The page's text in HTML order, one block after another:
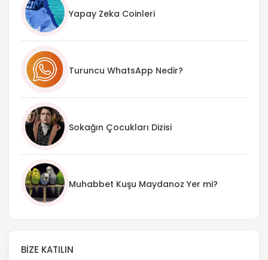
Yapay Zeka Coinleri
Turuncu WhatsApp Nedir?
Sokağın Çocukları Dizisi
Muhabbet Kuşu Maydanoz Yer mi?
BIZE KATILIN